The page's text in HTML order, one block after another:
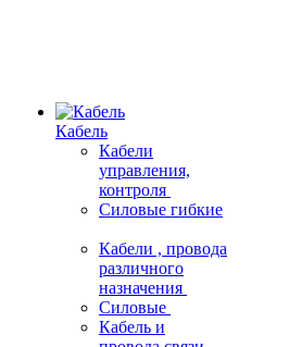
Кабель
Кабели
управления,
контроля
Силовые гибкие
Кабели , провода
различного
назначения
Силовые
Кабель и